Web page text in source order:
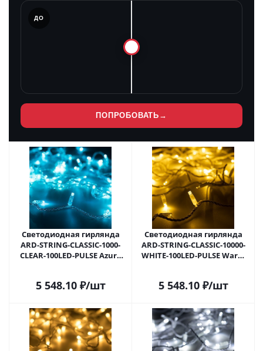
ДО
ПОПРОБОВАТЬ →
Светодиодная гирлянда
ARD-STRING-CLASSIC-1000-
CLEAR-100LED-PULSE Azure
5 548.10₽/шт
Светодиодная гирлянда
ARD-STRING-CLASSIC-10000-
WHITE-100LED-PULSE Warm
5 548.10₽/шт